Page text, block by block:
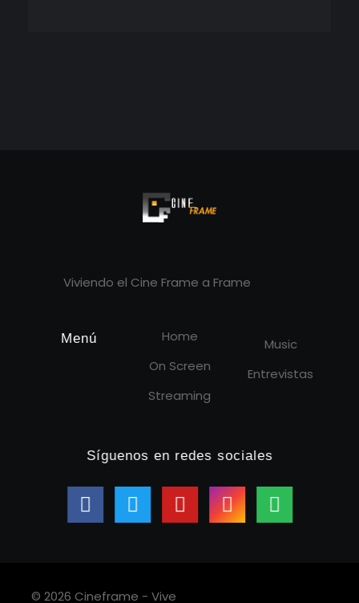
Viviendo el Cine Frame a Frame
Menú
Home
On Screen
Streaming
Music
Entrevistas
Síguenos en redes sociales
© 2026 Cineframe - Vive